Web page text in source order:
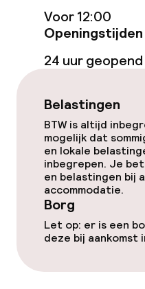
Casino
Eet- en
Bar
Eet- en
Ontbijtbuffet
Voor 12:00
24 uur geopend
Belastingen
BTW is altijd
mogelijk dat
en lokale
inbegrepen. Je
en belastingen bij
accommodatie.
Borg
Let op: er is een
deze bij aankomst